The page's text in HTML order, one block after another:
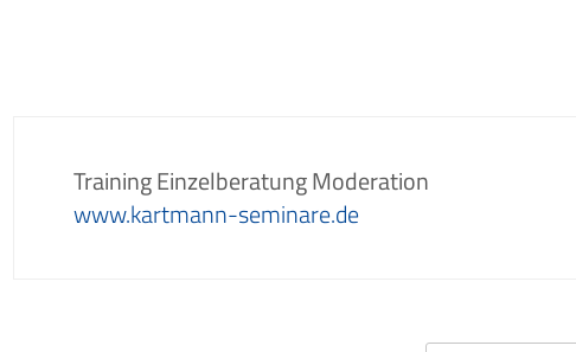
Training Einzelberatung Moderation
www.kartmann-seminare.de